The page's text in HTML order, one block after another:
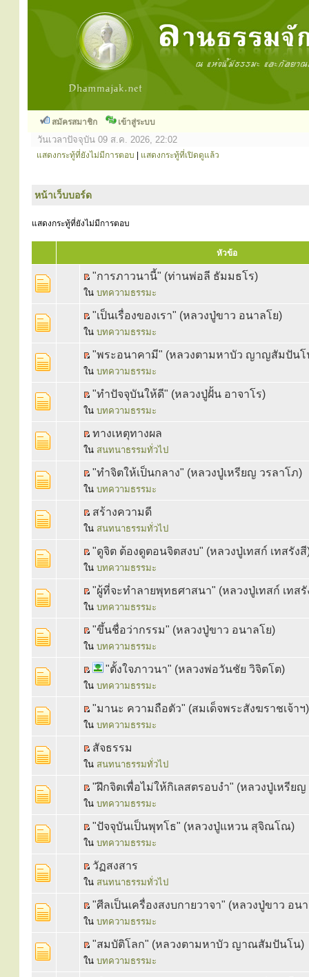
สมัครสมาชิก เข้าสู่ระบบ
วันเวลาปัจจุบัน 09 ส.ค. 2026, 22:02
แสดงกระทู้ที่ยังไม่มีการตอบ แสดงกระทู้ที่เปิดดูแล้ว
หน้าเว็บบอร์ด
แสดงกระทู้ที่ยังไม่มีการตอบ
หัวข้อ
"การภาวนานี้" (ท่านพ่อลี ธัมมธโร)
ใน บทความธรรมะ
"เป็นเรื่องของเรา" (หลวงปู่ขาว อนาลโย)
ใน บทความธรรมะ
"พระอนาคามี" (หลวงตามหาบัว ญาญสัมปันโ
ใน บทความธรรมะ
"ทำปัจจุบันให้ดี" (หลวงปู่ฝั้น อาจาโร)
ใน บทความธรรมะ
ทางเหตุทางผล
ใน สนทนาธรรมทั่วไป
"ทำจิตให้เป็นกลาง" (หลวงปู่เหรียญ วรลาโภ)
ใน บทความธรรมะ
สร้างความดี
ใน สนทนาธรรมทั่วไป
"ดูจิต ต้องดูตอนจิตสงบ" (หลวงปู่เทสก์ เทสรังสี
ใน บทความธรรมะ
"ผู้ที่จะทำลายพุทธศาสนา" (หลวงปู่เทสก์ เทสรั
ใน บทความธรรมะ
"ขึ้นชื่อว่ากรรม" (หลวงปู่ขาว อนาลโย)
ใน บทความธรรมะ
"ตั้งใจภาวนา" (หลวงพ่อวันชัย วิจิตโต)
ใน บทความธรรมะ
"มานะ ความถือตัว" (สมเด็จพระสังฆราชเจ้าฯ)
ใน บทความธรรมะ
สัจธรรม
ใน สนทนาธรรมทั่วไป
"ฝึกจิตเพื่อไม่ให้กิเลสตรอบงำ" (หลวงปู่เหรีย
ใน บทความธรรมะ
"ปัจจุบันเป็นพุทโธ" (หลวงปู่แหวน สุจิณโณ)
ใน บทความธรรมะ
วัฏสงสาร
ใน สนทนาธรรมทั่วไป
"ศีลเป็นเครื่องสงบกายวาจา" (หลวงปู่ขาว อน
ใน บทความธรรมะ
"สมบัติโลก" (หลวงตามหาบัว ญาณสัมปันโน)
ใน บทความธรรมะ